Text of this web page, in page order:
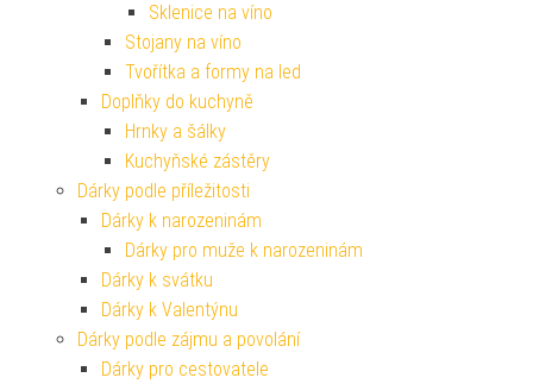
Sklenice na víno
Stojany na víno
Tvořítka a formy na led
Doplňky do kuchyně
Hrnky a šálky
Kuchyňské zástěry
Dárky podle příležitosti
Dárky k narozeninám
Dárky pro muže k narozeninám
Dárky k svátku
Dárky k Valentýnu
Dárky podle zájmu a povolání
Dárky pro cestovatele